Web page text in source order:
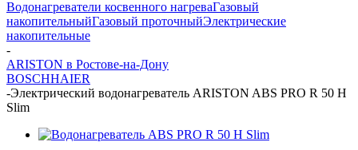
Водонагреватели косвенного нагреваГазовый
накопительныйГазовый проточныйЭлектрические
накопительные
-
ARISTON в Ростове-на-Дону
BOSCHHAIER
-Электрический водонагреватель ARISTON ABS PRO R 50 H
Slim